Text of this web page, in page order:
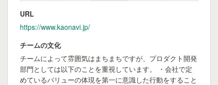
URL
https://www.kaonavi.jp/
チームの文化
チームによって雰囲気はまちまちですが、プロダクト開発
部門としては以下のことを重視しています。 ・会社で定
めているバリューの体現を第一に意識した行動をすること